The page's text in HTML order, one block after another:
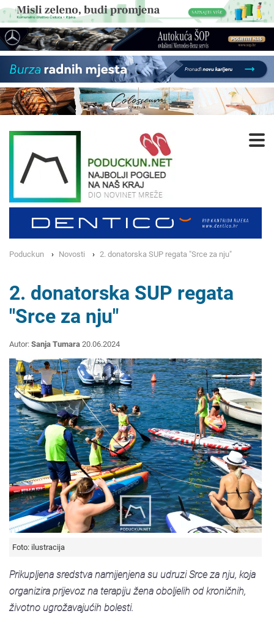
Poduckun Novosti 2. donatorska SUP regata "Srce za nju"
2. donatorska SUP regata
"Srce za nju"
Autor: Sanja Tumara 20.06.2024
Foto: ilustracija
Prikupljena sredstva namijenjena su udruzi Srce za nju, koja
organizira prijevoz na terapiju žena oboljelih od kroničnih,
životno ugrožavajućih bolesti.